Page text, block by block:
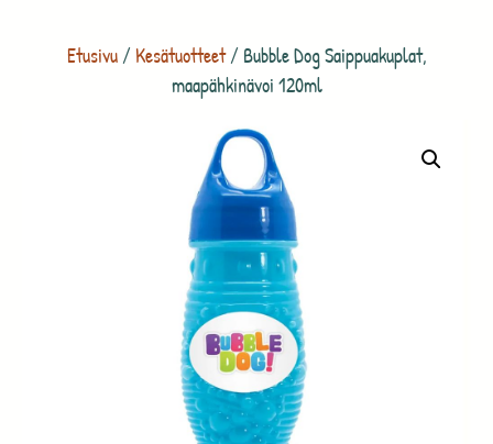
Etusivu/Kesätuotteet/ Bubble Dog Saippuakuplat,
maapähkinävoi 120ml